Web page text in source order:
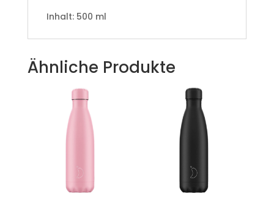
Inhalt: 500 ml
Ähnliche Produkte